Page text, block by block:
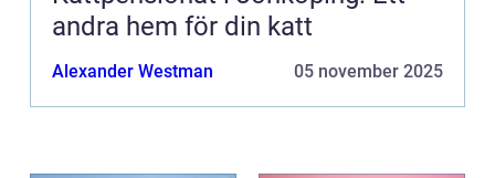
andra hem för din katt
Alexander Westman 05 november 2025